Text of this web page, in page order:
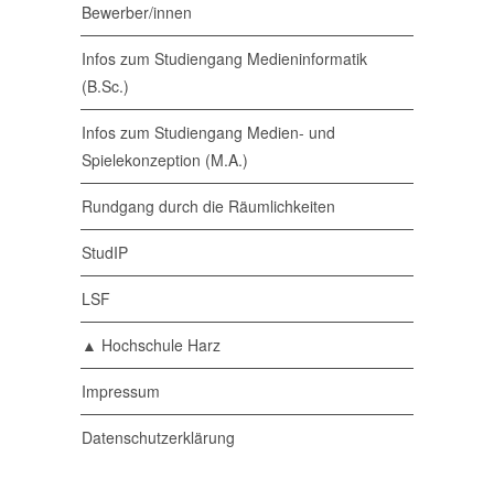
Bewerber/innen
Infos zum Studiengang Medieninformatik
(B.Sc.)
Infos zum Studiengang Medien- und
Spielekonzeption (M.A.)
Rundgang durch die Räumlichkeiten
StudIP
LSF
▲ Hochschule Harz
Impressum
Datenschutzerklärung